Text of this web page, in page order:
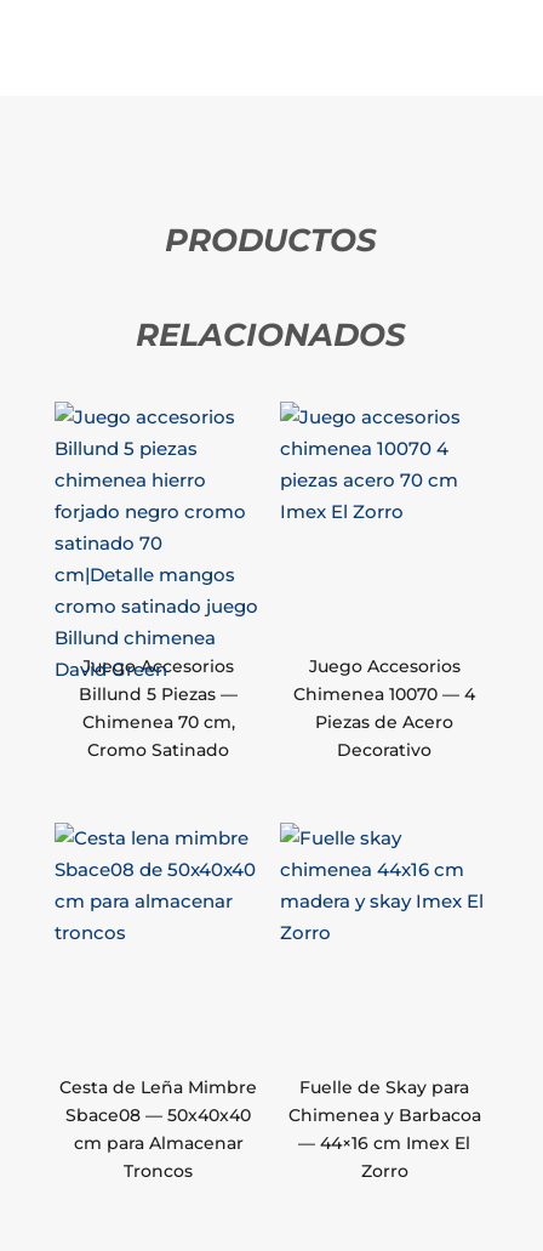
PRODUCTOS
RELACIONADOS
Juego Accesorios
Billund 5 Piezas —
Chimenea 70 cm,
Cromo Satinado
Juego Accesorios
Chimenea 10070 — 4
Piezas de Acero
Decorativo
Cesta de Leña Mimbre
Sbace08 — 50x40x40
cm para Almacenar
Troncos
Fuelle de Skay para
Chimenea y Barbacoa
— 44×16 cm Imex El
Zorro